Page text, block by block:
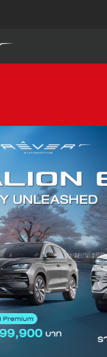
ดูเพิ่มเติม
ATTO 1
ดูเพิ่มเติม
SEALION 7
ค่าไฟรถ EV